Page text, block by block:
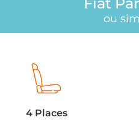
Fiat
ou
4 Places